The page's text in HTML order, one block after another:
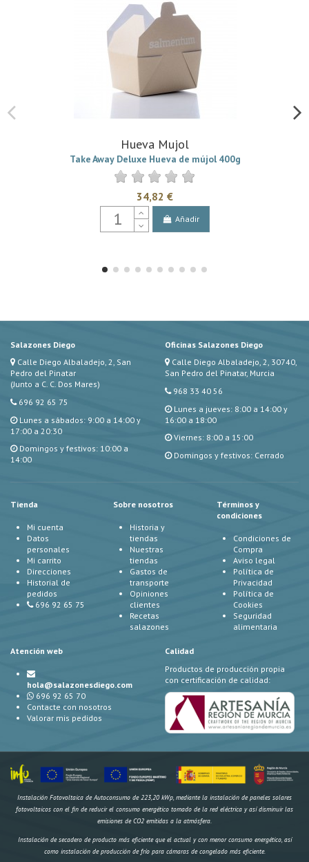
Hueva Mujol
Take Away Deluxe Hueva de mújol 400g
34,82 €
Añadir
Salazones Diego
Calle Diego Albaladejo, 2, San
Pedro del Pinatar
(Junto a C. C. Dos Mares)
696 92 65 75
Lunes a sábados: 9:00 a 14:00 y
17:00 a 20:30
Domingos y festivos: 10:00 a
14:00
Oficinas Salazones Diego
Calle Diego Albaladejo, 2, 30740,
San Pedro del Pinatar, Murcia
968 33 40 56
Lunes a jueves: 8:00 a 14:00 y
16:00 a 18:00
Viernes: 8:00 a 15:00
Domingos y festivos: Cerrado
Tienda
Mi cuenta
Datos
personales
Mi carrito
Direcciones
Historial de
pedidos
696 92 65 75
Sobre nosotros
Historia y
tiendas
Nuestras
tiendas
Gastos de
transporte
Opiniones
clientes
Recetas
salazones
Términos y
condiciones
Condiciones de
Compra
Aviso legal
Política de
Privacidad
Política de
Cookies
Seguridad
alimentaria
Atención web
hola@salazonesdiego.com
696 92 65 70
Contacte con nosotros
Valorar mis pedidos
Calidad
Productos de producción propia
con certificación de calidad:
Instalación Fotovoltaica de Autoconsumo de 223,20 kWp, mediante la instalación de paneles solares
fotovoltaicos con el fin de reducir el consumo energético tomado de la red eléctrica y así disminuir las
emisiones de CO2 emitidas a la atmósfera.
Instalación de secadero de producto más eficiente que el actual y con menor consumo energético, así
como instalación de producción de frío para cámaras de congelado más eficiente.